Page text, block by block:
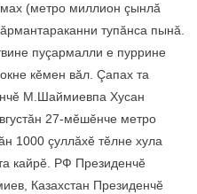
(метро миллион çынлă
тупăнса пынă.
пуçармалли е пуррине
кӗмен вăл. Çапах та
М.Шаймиевпа Хусан
27-мӗшӗнче метро
1000 çуллăхӗ тӗлне хула
кайрӗ. РФ Президенчӗ
Казахстан Президенчӗ